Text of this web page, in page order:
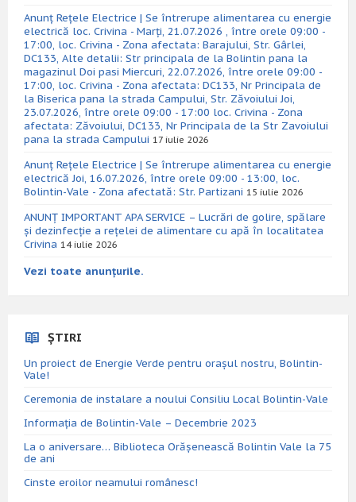
Anunț Rețele Electrice | Se întrerupe alimentarea cu energie
electrică loc. Crivina - Marți, 21.07.2026 , între orele 09:00 -
17:00, loc. Crivina - Zona afectata: Barajului, Str. Gârlei,
DC133, Alte detalii: Str principala de la Bolintin pana la
magazinul Doi pasi Miercuri, 22.07.2026, între orele 09:00 -
17:00, loc. Crivina - Zona afectata: DC133, Nr Principala de
la Biserica pana la strada Campului, Str. Zăvoiului Joi,
23.07.2026, între orele 09:00 - 17:00 loc. Crivina - Zona
afectata: Zăvoiului, DC133, Nr Principala de la Str Zavoiului
pana la strada Campului 17 iulie 2026
Anunț Rețele Electrice | Se întrerupe alimentarea cu energie
electrică Joi, 16.07.2026, între orele 09:00 - 13:00, loc.
Bolintin-Vale - Zona afectată: Str. Partizani 15 iulie 2026
ANUNȚ IMPORTANT APA SERVICE – Lucrări de golire, spălare
și dezinfecție a rețelei de alimentare cu apă în localitatea
Crivina 14 iulie 2026
Vezi toate anunțurile.
ȘTIRI
Un proiect de Energie Verde pentru orașul nostru, Bolintin-
Vale!
Ceremonia de instalare a noului Consiliu Local Bolintin-Vale
Informația de Bolintin-Vale – Decembrie 2023
La o aniversare… Biblioteca Orăşenească Bolintin Vale la 75
de ani
Cinste eroilor neamului românesc!